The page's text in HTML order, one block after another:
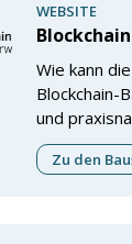
WEBSITE
Wie kann
Blockchain-
und
Zu den